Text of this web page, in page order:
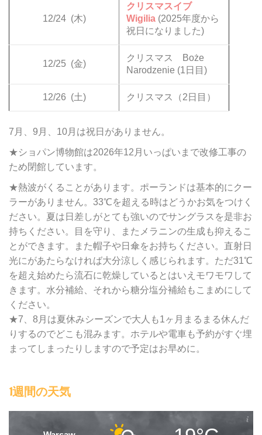
12/24 (木)
クリスマスイブ
Wigilia (2025年度から
祝日になりました)
12/25 (金)
クリスマス Boże
Narodzenie (1日目)
12/26 (土) クリスマス（2日目）
7月、9月、10月は祝日がありません。
★ショパン博物館は2026年12月いっぱいまで改修工事の
ため閉館しています。
★熱波がくることがあります。ポーランドは基本的にクー
ラーがありません。33℃を超える時はどうかお気をつけく
ださい。夏は日差しがとても強いのでサングラスを是非お
持ちください。目を守り、またメラニンの生成も抑えるこ
とができます。また帽子や日傘をお持ちください。直射日
光にがあたらなければ大分涼しく感じられます。ただ31℃
を超え始めたら流石に乾燥しているとはいえモワモワして
きます。水分補給、それから糖分塩分補給もこまめにして
ください。
★7、8月は夏休みシーズンで大人も1ヶ月まるまる休んだ
りするのでどこも混みます。ホテルや電車も予約がすぐ埋
まってしまったりしますので予定はお早めに。
1週間の天気